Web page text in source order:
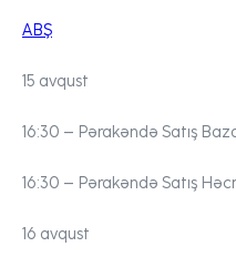
ABŞ
15 avqust
16:30 – Pərakəndə Satış
16:30 – Pərakəndə Satış
16 avqust